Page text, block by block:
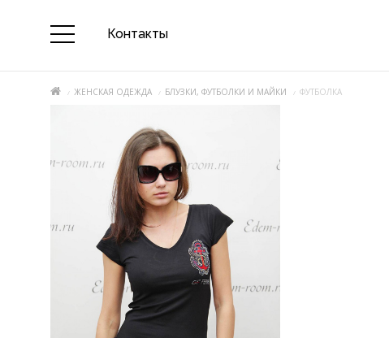
Контакты
ЖЕНСКАЯ ОДЕЖДА БЛУЗКИ, ФУТБОЛКИ И МАЙКИ ФУТБОЛКА